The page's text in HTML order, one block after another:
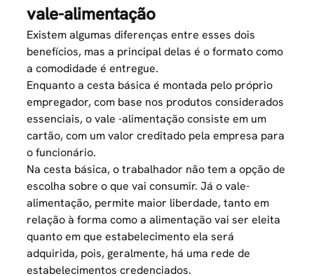
vale-alimentação
Existem algumas diferenças entre esses dois
benefícios, mas a principal delas é o formato como
a comodidade é entregue.
Enquanto a cesta básica é montada pelo próprio
empregador, com base nos produtos considerados
essenciais, ovale -alimentação consiste em um
cartão, com um valor creditado pela empresa para
o funcionário.
Na cesta básica, o trabalhador não tem a opção de
escolha sobre o que vai consumir. Já o vale-
alimentação, permite maior liberdade, tanto em
relação à forma como a alimentação vai ser eleita
quanto em que estabelecimento ela será
adquirida, pois, geralmente, há uma rede de
estabelecimentos credenciados.